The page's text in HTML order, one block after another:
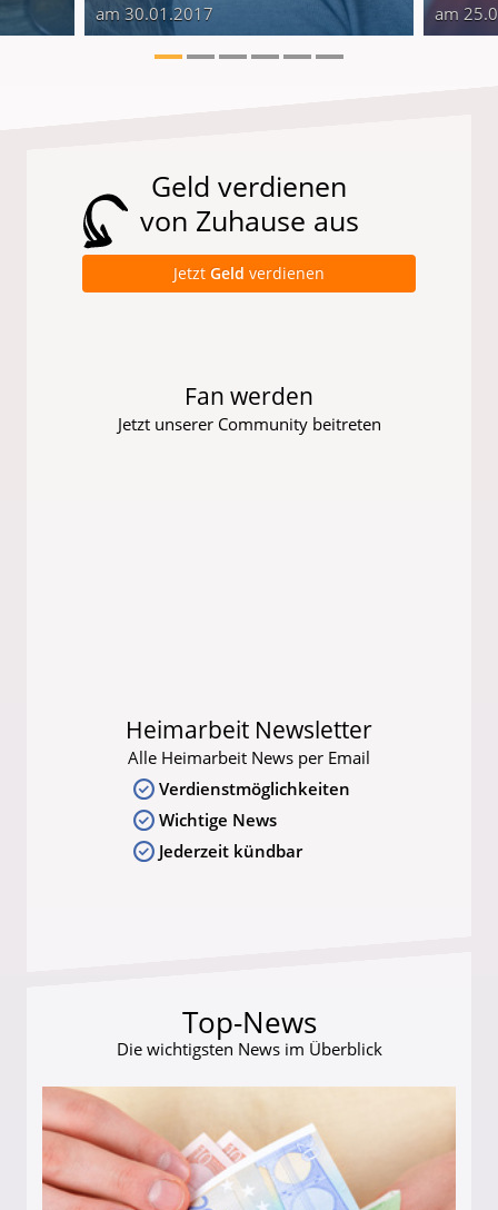
am 30.01.2017 am
Geld verdienen
von Zuhause aus
Jetzt Geld verdienen
Fan werden
Jetzt unserer Community beitreten
Heimarbeit Newsletter
Alle Heimarbeit News per Email
Verdienstmöglichkeiten
Wichtige News
Jederzeit kündbar
Top-News
Die wichtigsten News im Überblick